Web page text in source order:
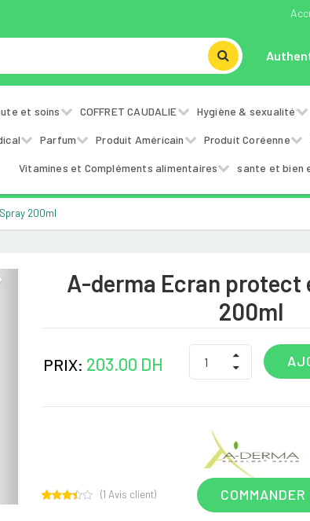
et soins COFFRET CAUDALIE Hygiène & sexualité
Parfum Produit Américain Produit Coréenne
Vitamines et Compléments alimentaires sante et bien
200ml
A-derma Ecran protect
200ml
PRIX: 203.00 DH
(1 Avis client)